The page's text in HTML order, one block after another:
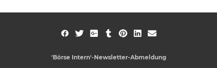
'Börse Intern'-Newsletter-Abmeldung